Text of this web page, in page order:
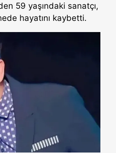
59 yaşındaki sanatçı,
hayatını kaybetti.